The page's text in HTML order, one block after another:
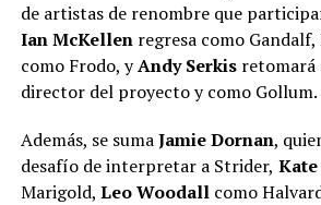
de artistas de renombre que
Ian McKellenregresa como Gandalf,
como Frodo, yAndy Serkisretomará
director del proyecto y como Gollum.
Además, se sumaJamie Dornan,
desafío de interpretar a Strider,
Marigold, Leo Woodallcomo